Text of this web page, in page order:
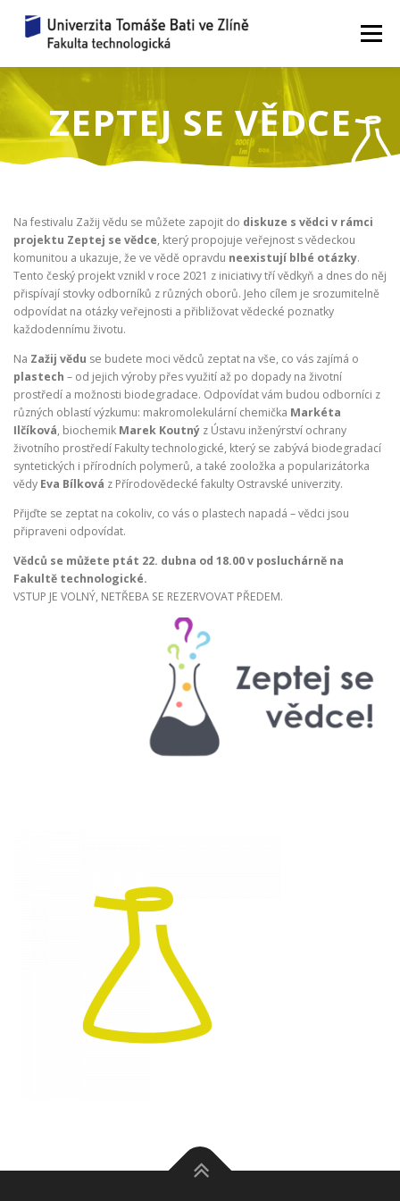
Menu
ZAŽIJ VĚDU WORKSHOPY 2026
JAK TO FUNGUJE? ZEPTEJ SE VĚDCE
REZERVACE UPLYNULÉ ROČNÍKY KONTAKTY
ZEPTEJ SE VĚDCE
Na festivalu Zažij vědu se můžete zapojit do diskuze s vědci v rámci
projektu Zeptej se vědce, který propojuje veřejnost s vědeckou
komunitou a ukazuje, že ve vědě opravdu neexistují blbé otázky.
Tento český projekt vznikl v roce 2021 z iniciativy tří vědkyň a dnes do něj
přispívají stovky odborníků z různých oborů. Jeho cílem je srozumitelně
odpovídat na otázky veřejnosti a přibližovat vědecké poznatky
každodennímu životu.
Na Zažij vědu se budete moci vědců zeptat na vše, co vás zajímá o
plastech – od jejich výroby přes využití až po dopady na životní
prostředí a možnosti biodegradace. Odpovídat vám budou odborníci z
různých oblastí výzkumu: makromolekulární chemička Markéta
Ilčíková, biochemik Marek Koutný z Ústavu inženýrství ochrany
životního prostředí Fakulty technologické, který se zabývá biodegradací
syntetických i přírodních polymerů, a také zooložka a popularizátorka
vědy Eva Bílková z Přírodovědecké fakulty Ostravské univerzity.
Přijďte se zeptat na cokoliv, co vás o plastech napadá – vědci jsou
připraveni odpovídat.
Vědců se můžete ptát 22. dubna od 18.00 v posluchárně na
Fakultě technologické.
VSTUP JE VOLNÝ, NETŘEBA SE REZERVOVAT PŘEDEM.